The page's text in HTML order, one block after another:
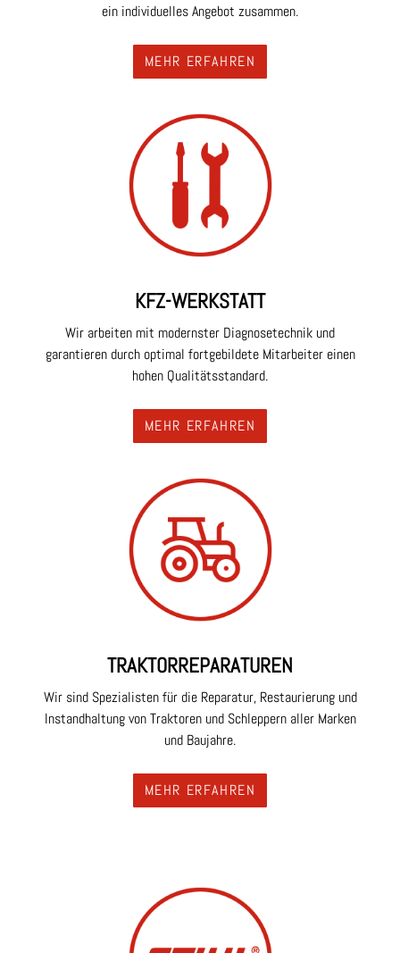
ein individuelles Angebot zusammen.
MEHR ERFAHREN
KFZ-WERKSTATT
Wir arbeiten mit modernster Diagnosetechnik und
garantieren durch optimal fortgebildete Mitarbeiter einen
hohen Qualitätsstandard.
MEHR ERFAHREN
TRAKTORREPARATUREN
Wir sind Spezialisten für die Reparatur, Restaurierung und
Instandhaltung von Traktoren und Schleppern aller Marken
und Baujahre.
MEHR ERFAHREN